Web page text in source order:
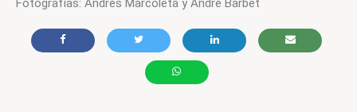
Fotografías: Andrés Marcoleta y André Barbet